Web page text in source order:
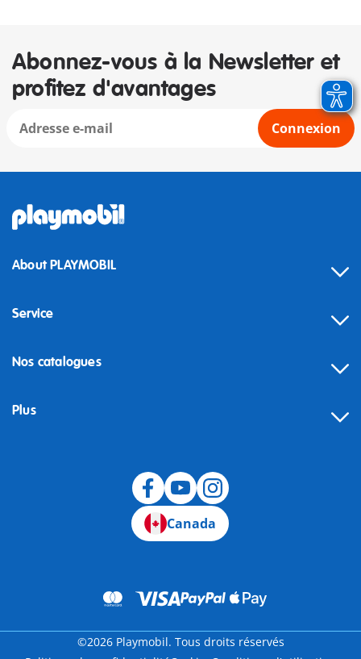
Abonnez-vous à la Newsletter et
profitez d'avantages
Connexion
About PLAYMOBIL
Service
Nos catalogues
Plus
Canada
©2026 Playmobil. Tous droits réservés